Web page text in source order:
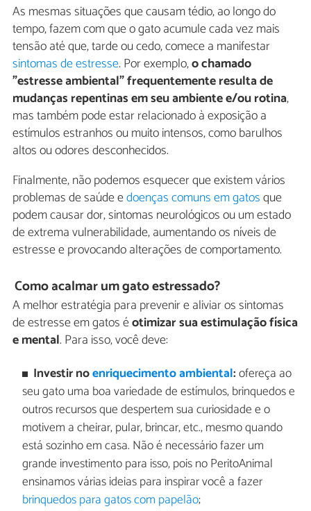
As mesmas situações que causam tédio, ao longo do
tempo, fazem com que o gato acumule cada vez mais
tensão até que, tarde ou cedo, comece a manifestar
sintomas de estresse. Por exemplo,o chamado
"estresse ambiental" frequentemente resulta de
mudanças repentinas em seu ambiente e/ou rotina,
mas também pode estar relacionado à exposição a
estímulos estranhos ou muito intensos, como barulhos
altos ou odores desconhecidos.
Finalmente, não podemos esquecer que existem vários
problemas de saúde edoenças comuns em gatosque
podem causar dor, sintomas neurológicos ou um estado
de extrema vulnerabilidade, aumentando os níveis de
estresse e provocando alterações de comportamento.
Como acalmar um gato estressado?
A melhor estratégia para prevenir e aliviar os sintomas
de estresse em gatos éotimizar sua estimulação física
e mental. Para isso, você deve:
Investir noenriquecimento ambiental:ofereça ao
seu gato uma boa variedade de estímulos, brinquedos e
outros recursos que despertem sua curiosidade e o
motivem a cheirar, pular, brincar, etc., mesmo quando
está sozinho em casa. Não é necessário fazer um
grande investimento para isso, pois no PeritoAnimal
ensinamos várias ideias para inspirar você a fazer
brinquedos para gatos com papelão;